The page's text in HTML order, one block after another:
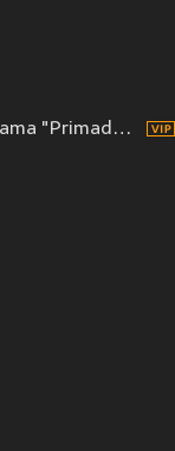
Sendiri (Original Soundtrack from the Drama "Primadona Mak Yung Bedah")